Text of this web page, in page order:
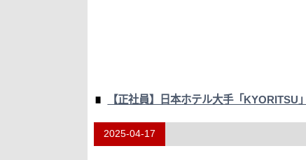
【正社員】日本ホテル大手「KYORITSU
2025-04-17